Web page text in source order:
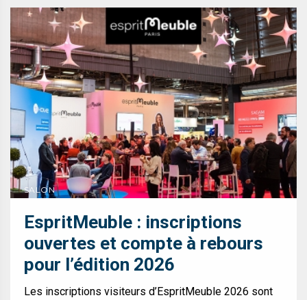
SALON
EspritMeuble : inscriptions
ouvertes et compte à rebours
pour l’édition 2026
Les inscriptions visiteurs d’EspritMeuble 2026 sont